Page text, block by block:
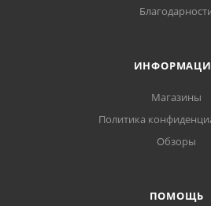
Магазины
Политика
Обзоры
ПОМОЩЬ